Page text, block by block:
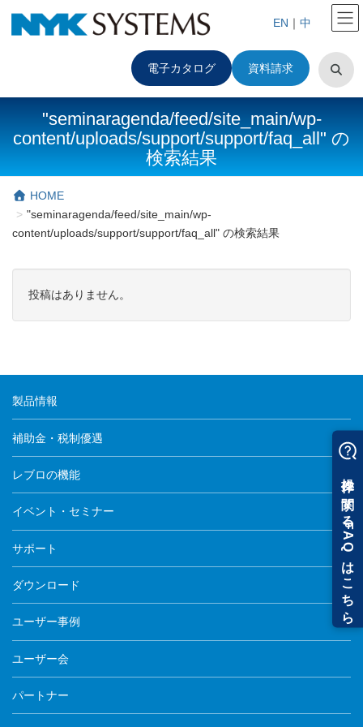
EN ｜ 中
電子カタログ 資料請求
"seminaragenda/feed/site_main/wp-
content/uploads/support/support/faq_all" の
検索結果
HOME
"seminaragenda/feed/site_main/wp-
content/uploads/support/support/faq_all" の検索結果
投稿はありません。
製品情報
補助金・税制優遇
レブロの機能
イベント・セミナー
サポート
ダウンロード
ユーザー事例
ユーザー会
パートナー